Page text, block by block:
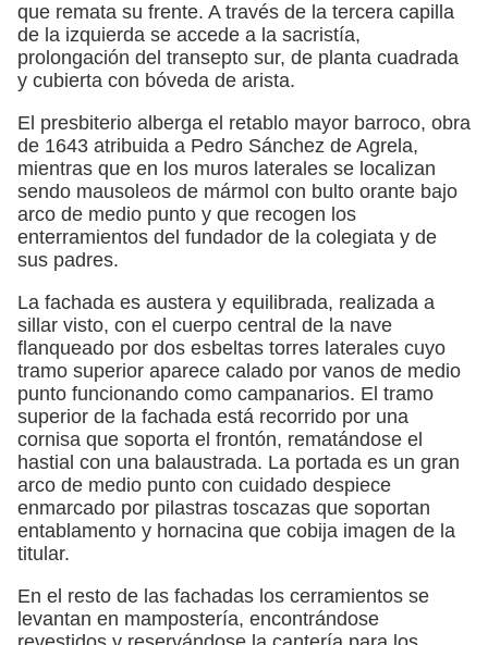
que remata su frente. A través de la tercera capilla
de la izquierda se accede a la sacristía,
prolongación del transepto sur, de planta cuadrada
y cubierta con bóveda de arista.
El presbiterio alberga el retablo mayor barroco, obra
de 1643 atribuida a Pedro Sánchez de Agrela,
mientras que en los muros laterales se localizan
sendo mausoleos de mármol con bulto orante bajo
arco de medio punto y que recogen los
enterramientos del fundador de la colegiata y de
sus padres.
La fachada es austera y equilibrada, realizada a
sillar visto, con el cuerpo central de la nave
flanqueado por dos esbeltas torres laterales cuyo
tramo superior aparece calado por vanos de medio
punto funcionando como campanarios. El tramo
superior de la fachada está recorrido por una
cornisa que soporta el frontón, rematándose el
hastial con una balaustrada. La portada es un gran
arco de medio punto con cuidado despiece
enmarcado por pilastras toscazas que soportan
entablamento y hornacina que cobija imagen de la
titular.
En el resto de las fachadas los cerramientos se
levantan en mampostería, encontrándose